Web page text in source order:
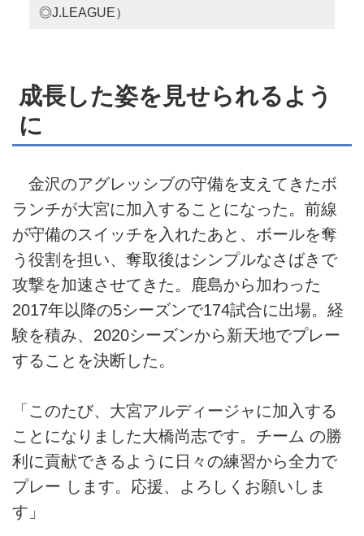
◎J.LEAGUE）
成長した姿を見せられるよう
に
金沢のアグレッシブの守備を支えてきたボ
ランチが大宮に加入することになった。前線
が守備のスイッチを入れたあと、ボールを奪
う役割を担い、奪取後はシンプルなさばきで
攻撃を加速させてきた。鹿島から加わった
2017年以降の5シーズンで174試合に出場。経
験を積み、2020シーズンから新天地でプレー
することを決断した。
「このたび、大宮アルディージャに加入する
ことになりました大橋尚志です。チーム の勝
利に貢献できるように日々の練習から全力で
プレー します。応援、よろしくお願いしま
す」